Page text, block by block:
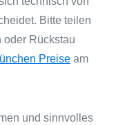
Bitte teilen
oder Rückstau
Preise am
und sinnvolles